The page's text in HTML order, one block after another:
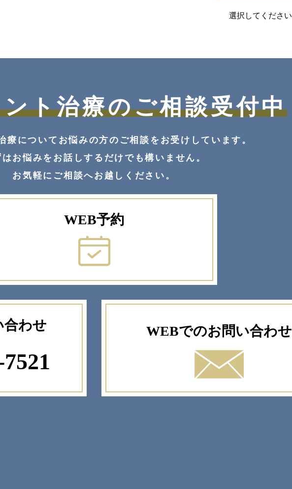
ト治療のご相談受付中
療についてお悩みの方の ご相談をお受けしています。
はお悩みをお話しするだけでも構いません。
お気軽にご相談へお越しください。
WEB予約
合わせ WEBでのお問い合わせ